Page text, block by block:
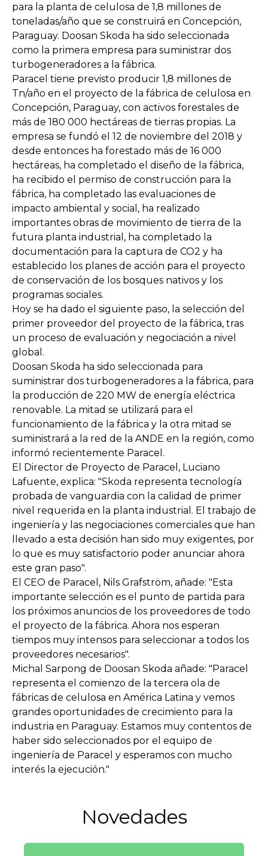
para la planta de celulosa de 1,8 millones de
toneladas/año que se construirá en Concepción,
Paraguay. Doosan Skoda ha sido seleccionada
como la primera empresa para suministrar dos
turbogeneradores a la fábrica.
Paracel tiene previsto producir 1,8 millones de
Tn/año en el proyecto de la fábrica de celulosa en
Concepción, Paraguay, con activos forestales de
más de 180 000 hectáreas de tierras propias. La
empresa se fundó el 12 de noviembre del 2018 y
desde entonces ha forestado más de 16 000
hectáreas, ha completado el diseño de la fábrica,
ha recibido el permiso de construcción para la
fábrica, ha completado las evaluaciones de
impacto ambiental y social, ha realizado
importantes obras de movimiento de tierra de la
futura planta industrial, ha completado la
documentación para la captura de CO2 y ha
establecido los planes de acción para el proyecto
de conservación de los bosques nativos y los
programas sociales.
Hoy se ha dado el siguiente paso, la selección del
primer proveedor del proyecto de la fábrica, tras
un proceso de evaluación y negociación a nivel
global.
Doosan Skoda ha sido seleccionada para
suministrar dos turbogeneradores a la fábrica, para
la producción de 220 MW de energía eléctrica
renovable. La mitad se utilizará para el
funcionamiento de la fábrica y la otra mitad se
suministrará a la red de la ANDE en la región, como
informó recientemente Paracel.
El Director de Proyecto de Paracel, Luciano
Lafuente, explica: "Skoda representa tecnología
probada de vanguardia con la calidad de primer
nivel requerida en la planta industrial. El trabajo de
ingeniería y las negociaciones comerciales que han
llevado a esta decisión han sido muy exigentes, por
lo que es muy satisfactorio poder anunciar ahora
este gran paso".
El CEO de Paracel, Nils Grafström, añade: "Esta
importante selección es el punto de partida para
los próximos anuncios de los proveedores de todo
el proyecto de la fábrica. Ahora nos esperan
tiempos muy intensos para seleccionar a todos los
proveedores necesarios".
Michal Sarpong de Doosan Skoda añade: "Paracel
representa el comienzo de la tercera ola de
fábricas de celulosa en América Latina y vemos
grandes oportunidades de crecimiento para la
industria en Paraguay. Estamos muy contentos de
haber sido seleccionados por el equipo de
ingeniería de Paracel y esperamos con mucho
interés la ejecución."
Novedades